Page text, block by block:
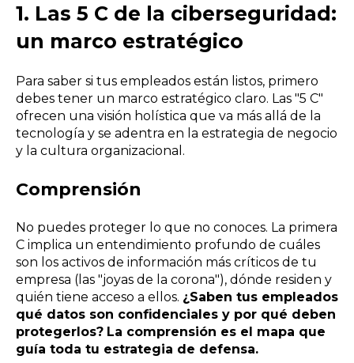
1. Las 5 C de la ciberseguridad:
un marco estratégico
Para saber si tus empleados están listos, primero
debes tener un marco estratégico claro. Las "5 C"
ofrecen una visión holística que va más allá de la
tecnología y se adentra en la estrategia de negocio
y la cultura organizacional.
Comprensión
No puedes proteger lo que no conoces. La primera
C implica un entendimiento profundo de cuáles
son los activos de información más críticos de tu
empresa (las "joyas de la corona"), dónde residen y
quién tiene acceso a ellos. ¿Saben tus empleados
qué datos son confidenciales y por qué deben
protegerlos? La comprensión es el mapa que
guía toda tu estrategia de defensa.